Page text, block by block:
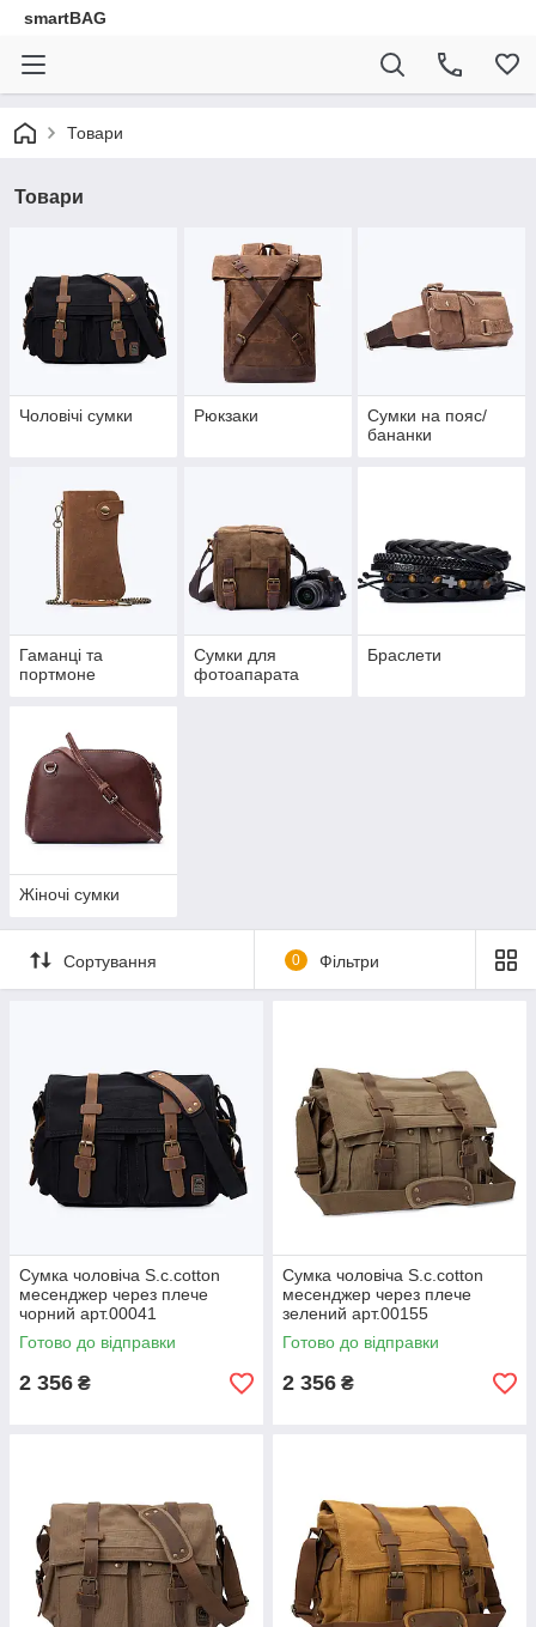
smartBAG
Товари
Товари
Чоловічі сумки Рюкзаки
Сумки на пояс/
бананки
Гаманці та
портмоне
Сумки для
фотоапарата
Браслети
Жіночі сумки
Сортування 0 Фільтри
Сумка чоловіча S.c.cotton
месенджер через плече
чорний арт.00041
Готово до відправки
2 356 ₴
Сумка чоловіча S.c.cotton
месенджер через плече
зелений арт.00155
Готово до відправки
2 356 ₴